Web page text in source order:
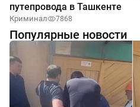
путепровода в Ташкенте
Криминал 7868
Популярные новости